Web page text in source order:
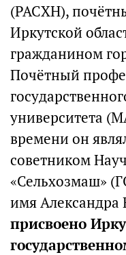
(РАСХН),
Иркутской
гражданином
Почётный
университета
времени он
советником
«Сельхозмаш»
имя Александра
присвоено